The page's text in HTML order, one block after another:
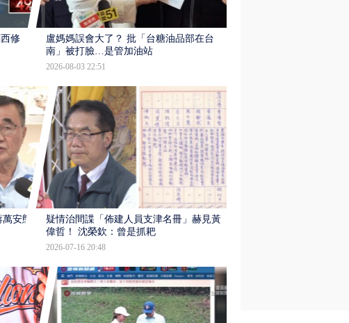
修
盧媽媽誤會大了？ 批「台糖油品部在台
南」被打臉…是管加油站
2026-08-03 22:51
安態
疑情治間諜「佈建人員支津名冊」赫見黃
偉哲！ 沈榮欽：曾是抓耙
2026-07-16 20:48